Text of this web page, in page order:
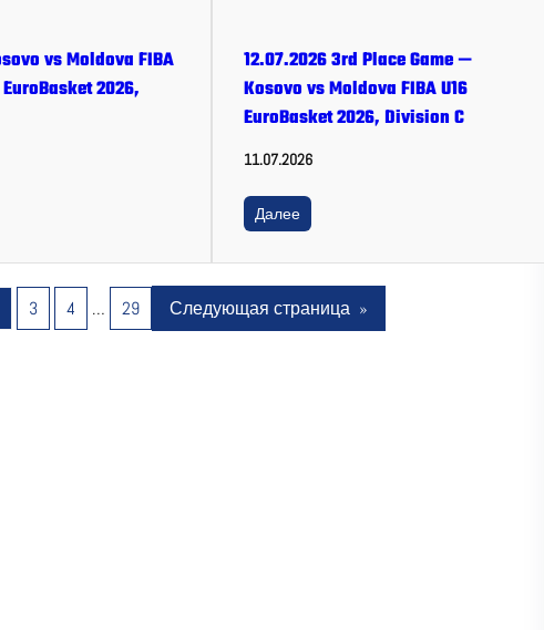
vs Moldova FIBA
EuroBasket 2026,
12.07.2026 3rd Place Game —
Kosovo vs Moldova FIBA U16
EuroBasket 2026, Division C
11.07.2026
Далее
3 4 … 29 Следующая страница »